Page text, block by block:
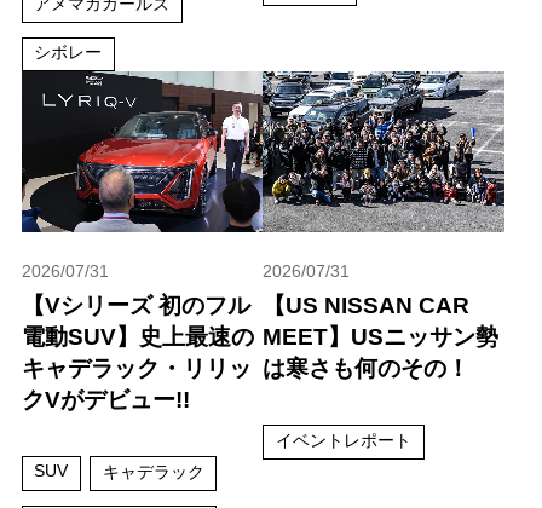
シボレー
2026/07/31
【Vシリーズ 初のフル
電動SUV】史上最速の
キャデラック・リリッ
クVがデビュー!!
SUV キャデラック
2026/07/31
【US NISSAN CAR
MEET】USニッサン勢
は寒さも何のその！
イベントレポート